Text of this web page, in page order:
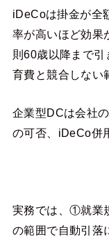
iDeCoは掛金が全
率が高いほど効果
則60歳以降まで
育費と競合しない
企業型DCは会社
の可否、iDeCo併
実務では、①就業
の範囲で自動引